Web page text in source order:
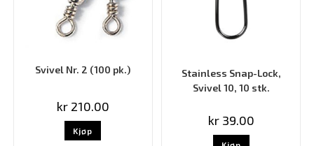
Svivel Nr. 2 (100 pk.)
kr210.00
Kjøp
Stainless Snap-Lock,
Svivel 10, 10 stk.
kr39.00